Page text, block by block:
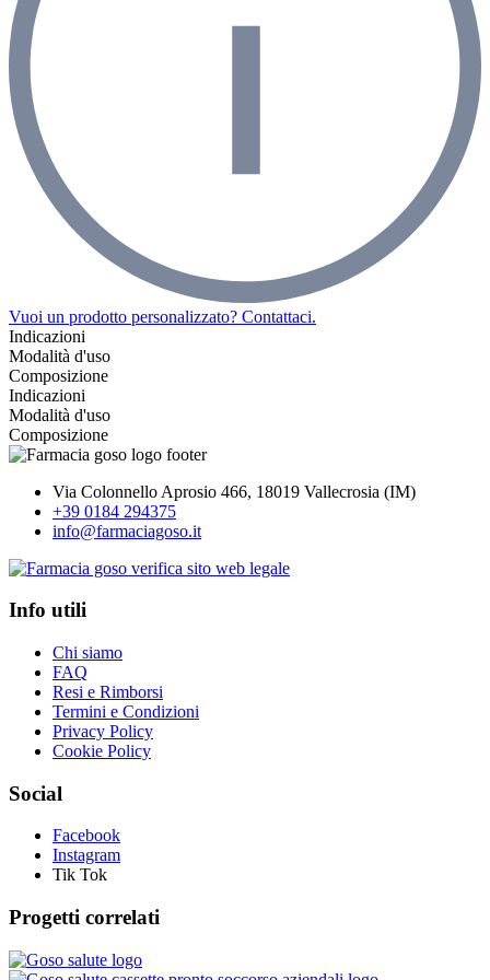
Vuoi un prodotto personalizzato? Contattaci.
Indicazioni
Modalità d'uso
Composizione
Indicazioni
Modalità d'uso
Composizione
Via Colonnello Aprosio 466, 18019 Vallecrosia (IM)
+39 0184 294375
info@farmaciagoso.it
Info utili
Chi siamo
FAQ
Resi e Rimborsi
Termini e Condizioni
Privacy Policy
Cookie Policy
Social
Facebook
Instagram
Tik Tok
Progetti correlati